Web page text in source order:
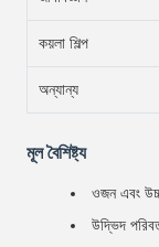
কয়লা শিল্প
অন্যান্য
মূল বৈশিষ্ট্য
ওজন এবং
উদ্ভিদ